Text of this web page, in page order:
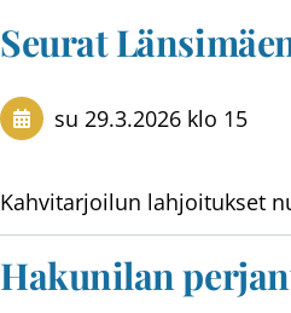
Seurat
su 29.3.2026 klo 15
Kahvitarjoilun lahjoitukset
Hakunilan